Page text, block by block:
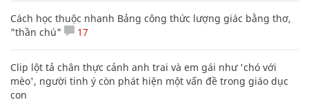
Cách học thuộc nhanh Bảng công thức lượng giác bằng thơ,
"thần chú"
17
Clip lột tả chân thực cảnh anh trai và em gái như 'chó với
mèo', người tinh ý còn phát hiện một vấn đề trong giáo dục
con